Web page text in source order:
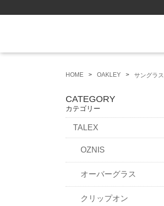
HOME OAKLEY サングラス
CATEGORY
カテゴリー
TALEX
OZNIS
オーバーグラス
クリップオン